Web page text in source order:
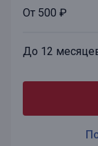
От 500 ₽
До 12